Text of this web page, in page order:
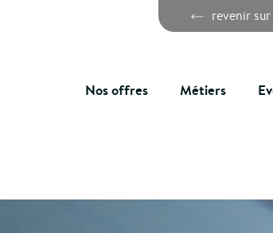
revenir
Nos offres Métiers